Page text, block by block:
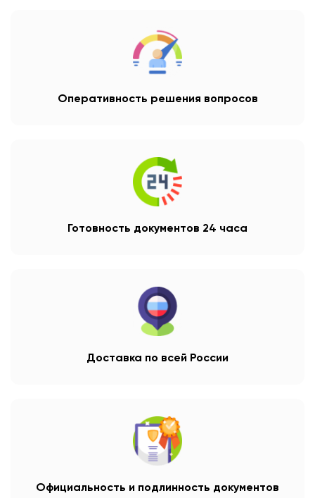
Оперативность решения вопросов
Готовность документов 24 часа
Доставка по всей России
Официальность и подлинность документов